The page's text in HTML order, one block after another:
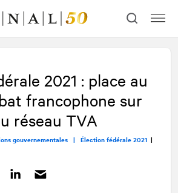
2021 : place au
francophone sur
réseau TVA
gouvernementales | Élection fédérale 2021 |